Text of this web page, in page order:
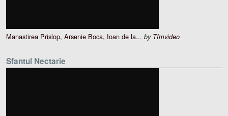
Manastirea Prislop, Arsenie Boca, Ioan de la... by Tfmvideo
Sfantul Nectarie